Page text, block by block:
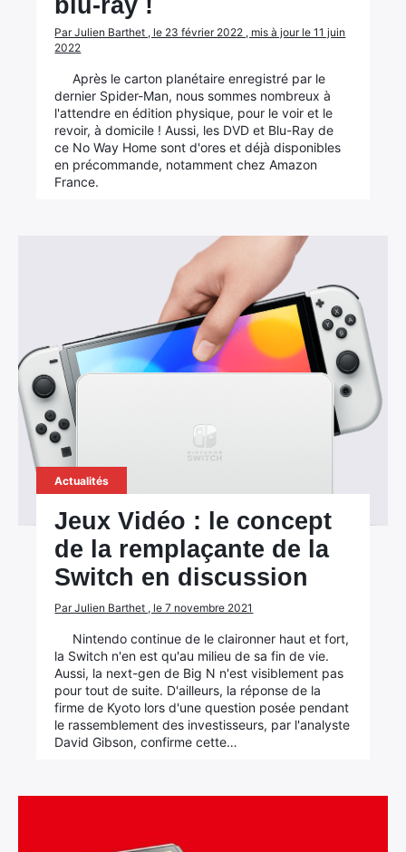
blu-ray !
Par Julien Barthet , le 23 février 2022 , mis à jour le 11 juin
2022
Après le carton planétaire enregistré par le
dernier Spider-Man, nous sommes nombreux à
l'attendre en édition physique, pour le voir et le
revoir, à domicile ! Aussi, les DVD et Blu-Ray de
ce No Way Home sont d'ores et déjà disponibles
en précommande, notamment chez Amazon
France.
Actualités
Jeux Vidéo : le concept
de la remplaçante de la
Switch en discussion
Par Julien Barthet , le 7 novembre 2021
Nintendo continue de le claironner haut et fort,
la Switch n'en est qu'au milieu de sa fin de vie.
Aussi, la next-gen de Big N n'est visiblement pas
pour tout de suite. D'ailleurs, la réponse de la
firme de Kyoto lors d'une question posée pendant
le rassemblement des investisseurs, par l'analyste
David Gibson, confirme cette…